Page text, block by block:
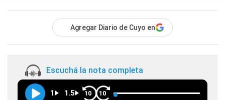
Agregar Diario de Cuyo en
Escuchá la nota completa
1 1.5 10 10